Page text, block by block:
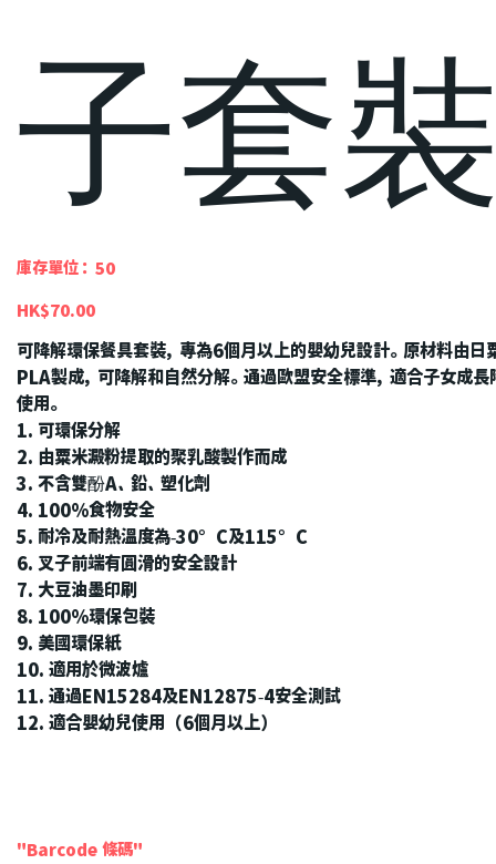
子套
庫存單位：
SKU
50
50
價
格
HK$70.00
可降解環保餐具套裝，專為6個月以上的嬰幼兒設計。原材料由日
PLA製成，可降解和自然分解。通過歐盟安全標準，適合子女成長
使用。
1. 可環保分解
2. 由粟米澱粉提取的聚乳酸製作而成
3. 不含雙酚A、鉛、塑化劑
4. 100%食物安全
5. 耐冷及耐熱溫度為-30°C及115°C
6. 叉子前端有圓滑的安全設計
7. 大豆油墨印刷
8. 100%環保包裝
9. 美國環保紙
10. 適用於微波爐
11. 通過EN15284及EN12875-4安全測試
12. 適合嬰幼兒使用（6個月以上）
"Barcode 條碼"